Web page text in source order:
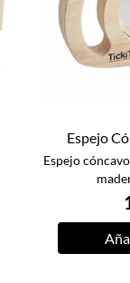
Espejo
Espejo